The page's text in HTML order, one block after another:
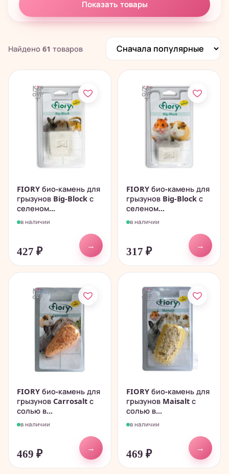
› Аквариумистика 133
Показать товары
Найдено 61 товаров
FIORY био-камень для
грызунов Big-Block с
селеном...
в наличии
427 ₽
→
FIORY био-камень для
грызунов Big-Block с
селеном...
в наличии
317 ₽
→
FIORY био-камень для
грызунов Carrosalt с
солью в...
в наличии
469 ₽
→
FIORY био-камень для
грызунов Maisalt с
солью в...
в наличии
469 ₽
→